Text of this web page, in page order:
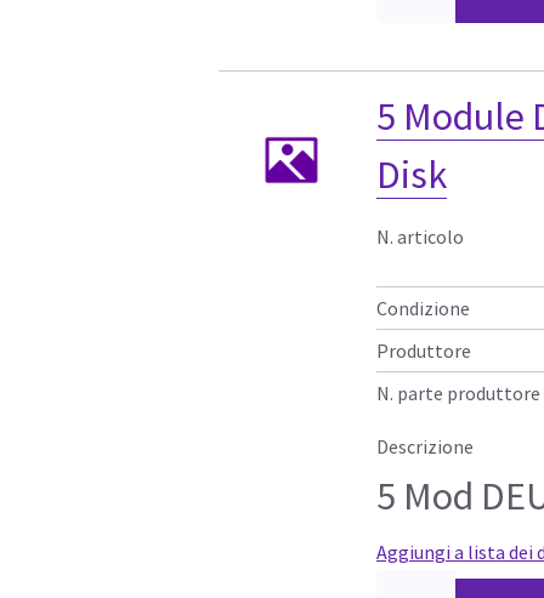
5 Module
Disk
N. articolo
Condizione
Produttore
N. parte produttore
Descrizione
5 Mod
Aggiungi a lista dei